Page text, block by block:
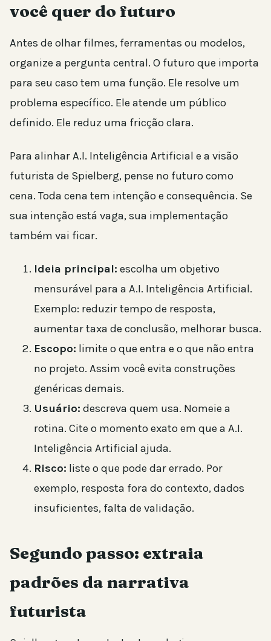
você quer do futuro
Antes de olhar filmes, ferramentas ou modelos,
organize a pergunta central. O futuro que importa
para seu caso tem uma função. Ele resolve um
problema específico. Ele atende um público
definido. Ele reduz uma fricção clara.
Para alinhar A.I. Inteligência Artificial e a visão
futurista de Spielberg, pense no futuro como
cena. Toda cena tem intenção e consequência. Se
sua intenção está vaga, sua implementação
também vai ficar.
Ideia principal: escolha um objetivo
mensurável para a A.I. Inteligência Artificial.
Exemplo: reduzir tempo de resposta,
aumentar taxa de conclusão, melhorar busca.
Escopo: limite o que entra e o que não entra
no projeto. Assim você evita construções
genéricas demais.
Usuário: descreva quem usa. Nomeie a
rotina. Cite o momento exato em que a A.I.
Inteligência Artificial ajuda.
Risco: liste o que pode dar errado. Por
exemplo, resposta fora do contexto, dados
insuficientes, falta de validação.
Segundo passo: extraia
padrões da narrativa
futurista